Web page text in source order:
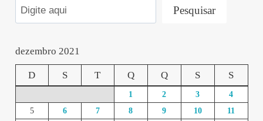
Pesquisar
dezembro 2021
D S T Q Q S S
1 2 3
4
5
6 7 8 9 10
11